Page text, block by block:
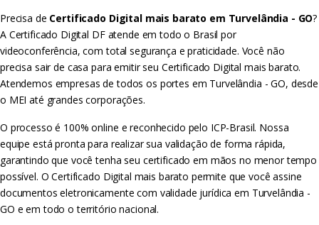
Precisa de Certificado Digital mais barato em Turvelândia - GO?
A Certificado Digital DF atende em todo o Brasil por
videoconferência, com total segurança e praticidade. Você não
precisa sair de casa para emitir seu Certificado Digital mais barato.
Atendemos empresas de todos os portes em Turvelândia - GO, desde
o MEI até grandes corporações.
O processo é 100% online e reconhecido pelo ICP-Brasil. Nossa
equipe está pronta para realizar sua validação de forma rápida,
garantindo que você tenha seu certificado em mãos no menor tempo
possível. O Certificado Digital mais barato permite que você assine
documentos eletronicamente com validade jurídica em Turvelândia -
GO e em todo o território nacional.